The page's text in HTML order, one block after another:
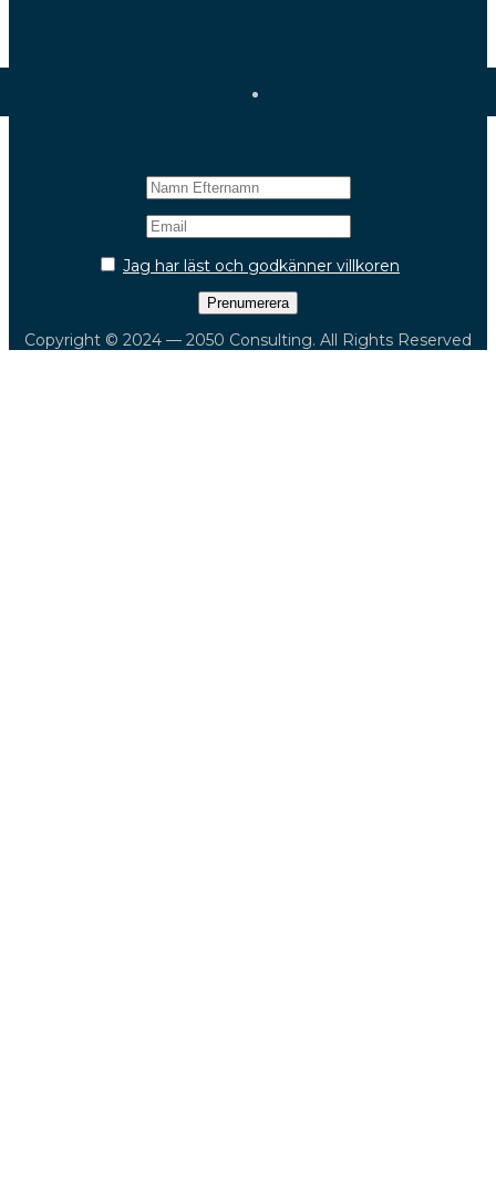
Jag har läst och godkänner villkoren
Copyright © 2024 — 2050 Consulting. All Rights Reserved